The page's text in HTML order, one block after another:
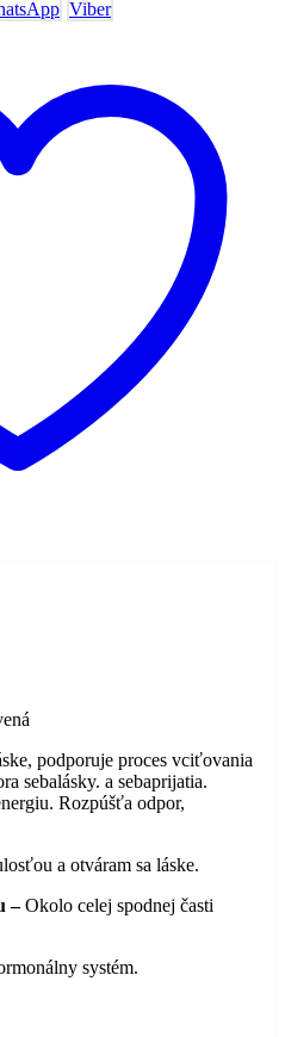
Viber
podporuje proces vciťovania
sebalásky. a sebaprijatia.
Rozpúšťa odpor,
a otváram sa láske.
–Okolo celej spodnej časti
systém.